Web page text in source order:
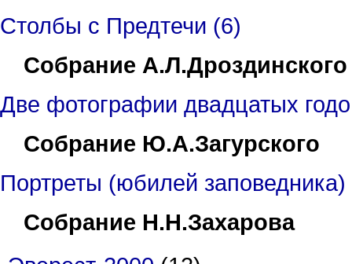
Столбы с Предтечи (6)
Собрание А.Л.Дроздинского
Две фотографии двадцатых
Собрание Ю.А.Загурского
Портреты (юбилей заповедника)
Собрание Н.Н.Захарова